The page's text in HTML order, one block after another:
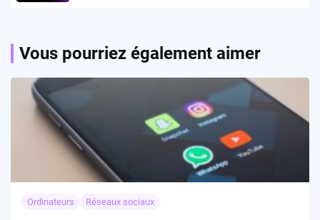
Vous pourriez également aimer
Ordinateurs Réseaux sociaux